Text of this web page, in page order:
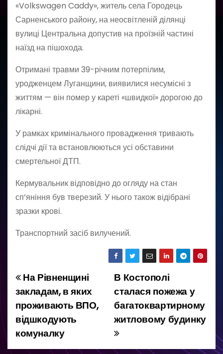
«Volkswagen Caddy», житель села Городець
Сарненського району, на неосвітленій ділянці
вулиці Центральна допустив на проїзній частині
наїзд на пішохода.
Отримані травми 39-річним потерпілим,
уродженцем Луганщини, виявилися несумісні з
життям — він помер у кареті «швидкої» дорогою до
лікарні.
У рамках кримінального провадження тривають
слідчі дії та встановлюються усі обставини
смертельної ДТП.
Кермувальник відповідно до огляду на стан
сп’яніння був тверезий. У нього також відібрані
зразки крові.
Транспортний засіб вилучений.
Н
а
в
і
В Костополі
сталася пожежа у
багатоквартирному
житловому будинку
На Рівненщині
закладам, в яких
проживають ВПО,
відшкодують
комуналку